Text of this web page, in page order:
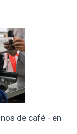
de café - en